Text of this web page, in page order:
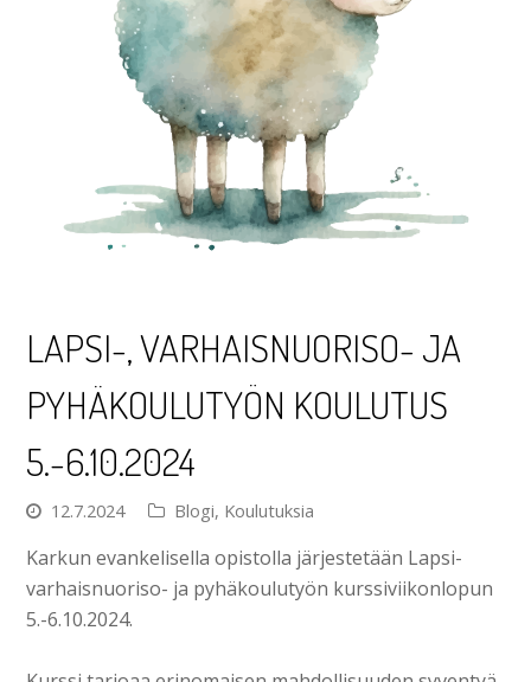
LAPSI-, VARHAISNUORISO- JA
PYHÄKOULUTYÖN KOULUTUS
5.-6.10.2024
12.7.2024 Blogi, Koulutuksia
Karkun evankelisella opistolla järjestetään Lapsi-
varhaisnuoriso- ja pyhäkoulutyön kurssiviikonlopun
5.-6.10.2024.